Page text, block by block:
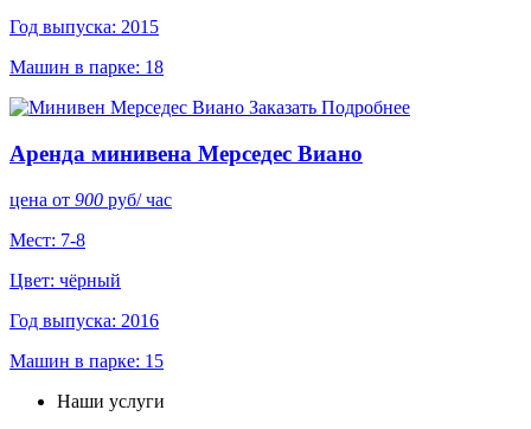
Год выпуска: 2015
Машин в парке: 18
Заказать Подробнее
Аренда минивена Мерседес Виано
цена от 900 руб/ час
Мест: 7-8
Цвет: чёрный
Год выпуска: 2016
Машин в парке: 15
Наши услуги